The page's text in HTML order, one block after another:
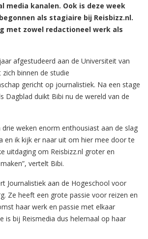
media kanalen. Ook is deze week
als stagiaire bij Reisbizz.nl.
met zowel redactioneel werk als
afgestudeerd aan de Universiteit van
binnen de studie
gericht op journalistiek. Na een stage
Dagblad duikt Bibi nu de wereld van de
drie weken enorm enthousiast aan de slag
en ik kijk er naar uit om hier mee door te
uitdaging om Reisbizz.nl groter en
vertelt Bibi.
Journalistiek aan de Hogeschool voor
Ze heeft een grote passie voor reizen en
haar werk en passie met elkaar
is bij Reismedia dus helemaal op haar